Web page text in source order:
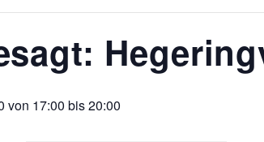
von 17:00 bis20:00